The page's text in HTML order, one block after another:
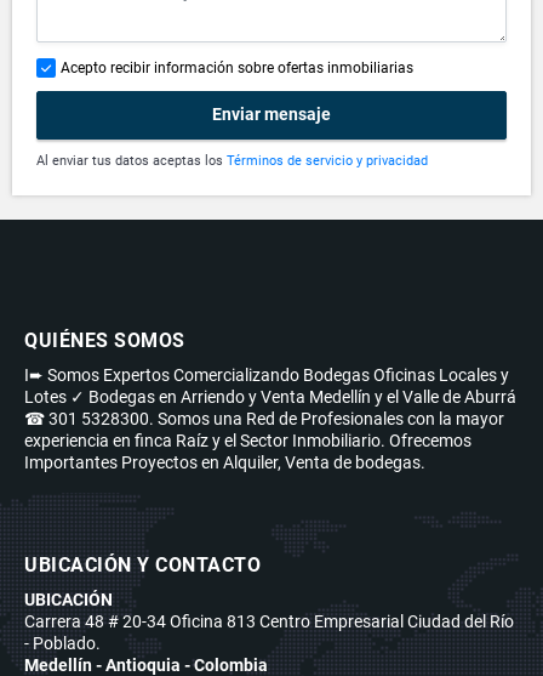
Acepto recibir información sobre ofertas inmobiliarias
Enviar mensaje
Al enviar tus datos aceptas los Términos de servicio y privacidad
QUIÉNES SOMOS
I➨ Somos Expertos Comercializando Bodegas Oficinas Locales y
Lotes ✓ Bodegas en Arriendo y Venta Medellín y el Valle de Aburrá
☎ 301 5328300. Somos una Red de Profesionales con la mayor
experiencia en finca Raíz y el Sector Inmobiliario. Ofrecemos
Importantes Proyectos en Alquiler, Venta de bodegas.
UBICACIÓN Y CONTACTO
UBICACIÓN
Carrera 48 # 20-34 Oficina 813 Centro Empresarial Ciudad del Río
- Poblado.
Medellín - Antioquia - Colombia